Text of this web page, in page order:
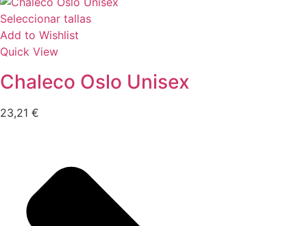
Seleccionar tallas
Add to Wishlist
Quick View
Chaleco Oslo Unisex
23,21 €